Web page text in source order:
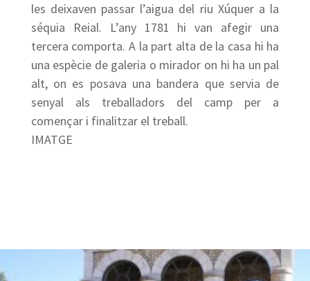
les deixaven passar l’aigua del riu Xúquer a la
séquia Reial. L’any 1781 hi van afegir una
tercera comporta. A la part alta de la casa hi ha
una espècie de galeria o mirador on hi ha un pal
alt, on es posava una bandera que servia de
senyal als treballadors del camp per a
començar i finalitzar el treball.
IMATGE